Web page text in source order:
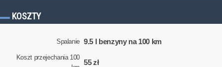
KOSZTY
Spalanie 9.5 l benzyny na 100 km
Koszt przejechania 100
55 zł